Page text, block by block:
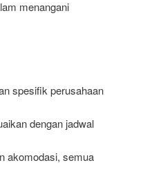
menangani
spesifik perusahaan
dengan jadwal
akomodasi, semua